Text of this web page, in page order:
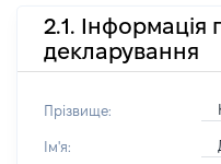
2.1. Інформація
декларування
Прізвище:
Ім'я: